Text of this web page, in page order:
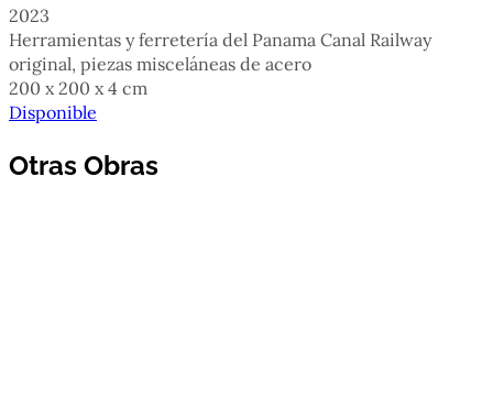
2023
herramientas y ferretería del Panama Canal Railway
original, piezas misceláneas de acero
200 x 200 x 4 cm
Disponible
Otras Obras